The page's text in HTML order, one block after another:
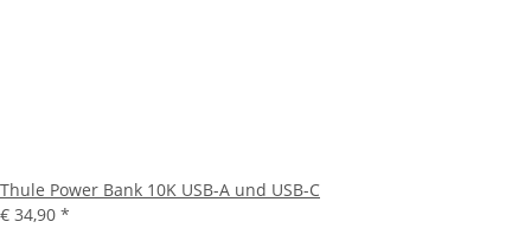
Thule Power Bank 10K USB-A und USB-C
€ 34,90 *